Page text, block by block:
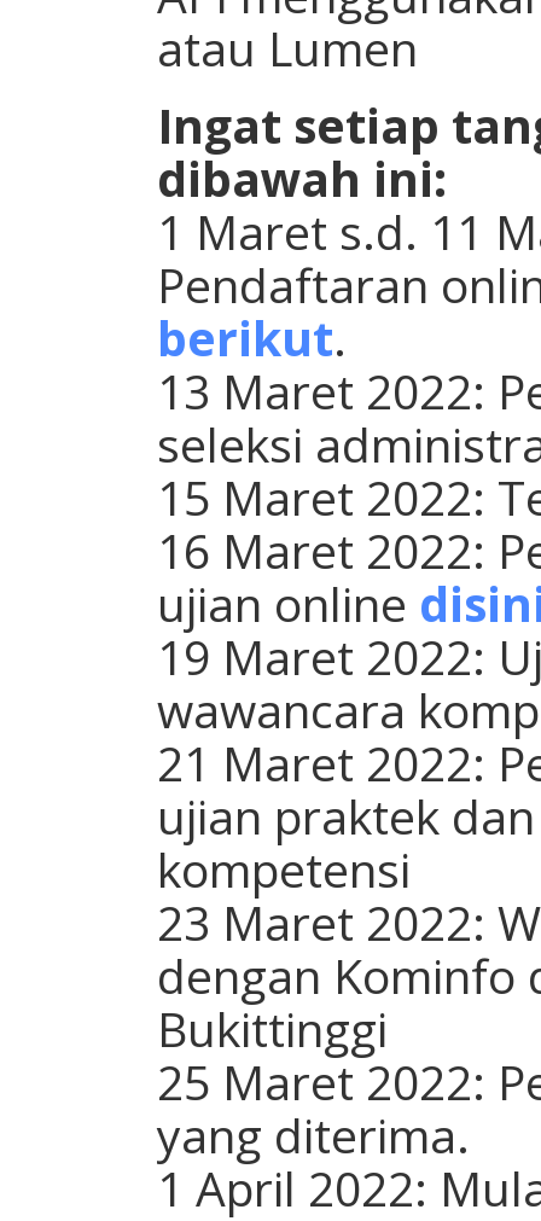
atau Lumen
Ingat setiap
dibawah ini:
1 Maret s.d. 11
Pendaftaran
berikut.
13 Maret 2022:
seleksi
15 Maret 2022:
16 Maret 2022:
ujian online
19 Maret 2022:
wawancara
21 Maret 2022:
ujian praktek
kompetensi
23 Maret 2022:
dengan Kominfo
Bukittinggi
25 Maret 2022:
yang diterima.
1 April 2022: